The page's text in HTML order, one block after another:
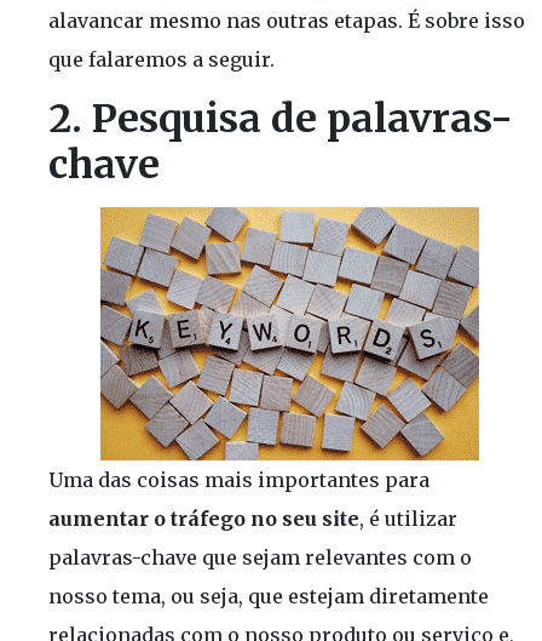
alavancar mesmo nas outras etapas. É sobre isso
que falaremos a seguir.
2. Pesquisa de palavras-
chave
Uma das coisas mais importantes para
aumentar o tráfego no seu site, é utilizar
palavras-chave que sejam relevantes com o
nosso tema, ou seja, que estejam diretamente
relacionadas com o nosso produto ou serviço e,